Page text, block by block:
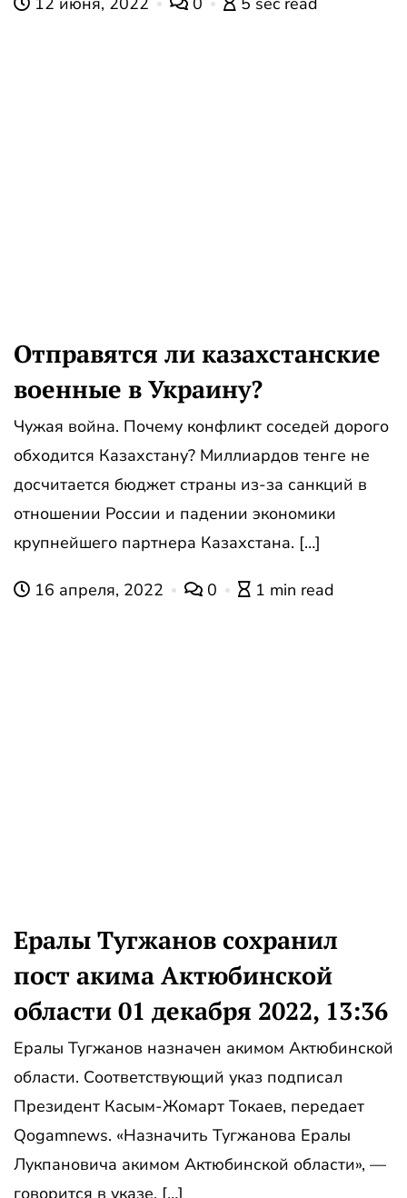
Отправятся ли казахстанские
военные в Украину?
Чужая война. Почему конфликт соседей дорого
обходится Казахстану? Миллиардов тенге не
досчитается бюджет страны из-за санкций в
отношении России и падении экономики
крупнейшего партнера Казахстана. […]
16 апреля, 2022 0 1 min read
Ералы Тугжанов сохранил
пост акима Актюбинской
области 01 декабря 2022, 13:36
Ералы Тугжанов назначен акимом Актюбинской
области. Соответствующий указ подписал
Президент Касым-Жомарт Токаев, передает
Qogamnews. «Назначить Тугжанова Ералы
Лукпановича акимом Актюбинской области», —
говорится в указе. […]